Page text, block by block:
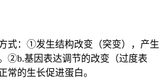
式：①发生结构改变（突变），产生
②b.基因表达调节的改变（过度表
常的生长促进蛋白。